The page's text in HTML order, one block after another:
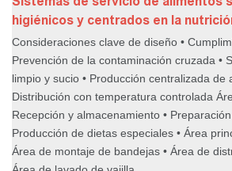
higiénicos y centrados en la
Consideraciones clave de diseño •
Prevención de la contaminación cruzada •
limpio y sucio • Producción centralizada de
Distribución con temperatura controlada
Recepción y almacenamiento •
Producción de dietas especiales • Área
Área de montaje de bandejas • Área de